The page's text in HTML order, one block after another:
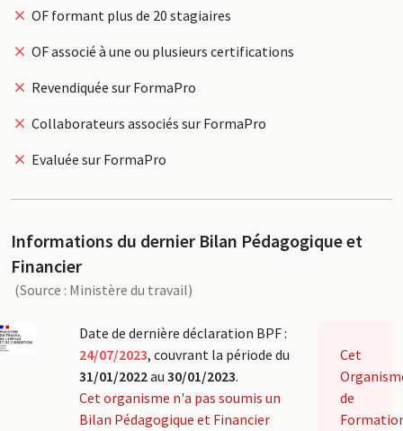
OF formant plus de 20 stagiaires
OF associé à une ou plusieurs certifications
Revendiquée sur FormaPro
Collaborateurs associés sur FormaPro
Evaluée sur FormaPro
Informations du dernier Bilan Pédagogique et
Financier
(Source : Ministère du travail)
Date de dernière déclaration BPF :
24/07/2023, couvrant la période du
31/01/2022au 30/01/2023.
Cet organisme n'a pas soumis un
Bilan Pédagogique et Financier
Cet
de